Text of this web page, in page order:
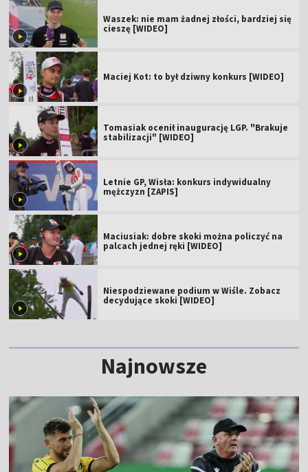
Waszek: nie mam żadnej złości, bardziej się
cieszę [WIDEO]
Maciej Kot: to był dziwny konkurs [WIDEO]
Tomasiak ocenił inaugurację LGP. "Brakuje
stabilizacji" [WIDEO]
Letnie GP, Wisła: konkurs indywidualny
mężczyzn [ZAPIS]
Maciusiak: dobre skoki można policzyć na
palcach jednej ręki [WIDEO]
Niespodziewane podium w Wiśle. Zobacz
decydujące skoki [WIDEO]
Najnowsze